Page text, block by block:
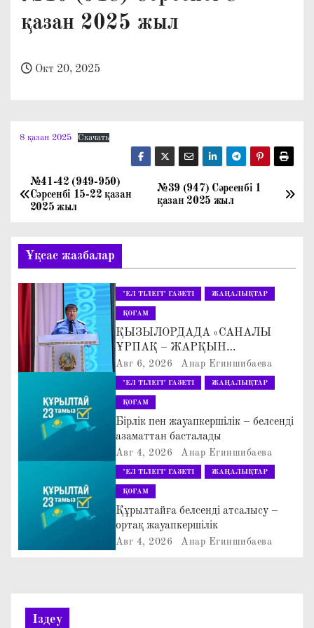
қазан 2025 жыл
Окт 20, 2025
8 қазан 2025 Скачать
Н
в
и
г
а
ц
и
№39 (947) Сәрсенбі 1
қазан 2025 жыл
№41-42 (949-950)
Сәрсенбі 15-22 қазан
2025 жыл
Ұқсас жазбалар
"ЕЛ ТІЛЕГІ" ГАЗЕТІ ЖАҢАЛЫҚТАР
ҚОҒАМ
ҚЫЗЫЛОРДАДА «САНАЛЫ
ҰРПАҚ – ЖАРҚЫН
БОЛАШАҚ» АТТЫ
КЕҢЕЙТІЛГЕН МӘЖІЛІС ӨТТІ
Авг 6, 2026 Анар Егиншибаева
"ЕЛ ТІЛЕГІ" ГАЗЕТІ ЖАҢАЛЫҚТАР
ҚОҒАМ
Бірлік пен жауапкершілік – белсенді
азаматтан басталады
Авг 4, 2026 Анар Егиншибаева
"ЕЛ ТІЛЕГІ" ГАЗЕТІ ЖАҢАЛЫҚТАР
ҚОҒАМ
Құрылтайға белсенді атсалысу –
ортақ жауапкершілік
Авг 4, 2026 Анар Егиншибаева
Іздеу